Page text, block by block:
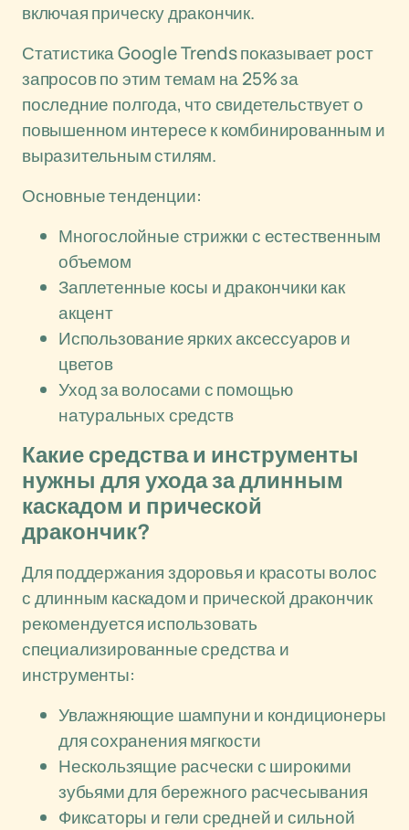
включая прическу дракончик.
Статистика Google Trends показывает рост
запросов по этим темам на 25% за
последние полгода, что свидетельствует о
повышенном интересе к комбинированным и
выразительным стилям.
Основные тенденции:
Многослойные стрижки с естественным
объемом
Заплетенные косы и дракончики как
акцент
Использование ярких аксессуаров и
цветов
Уход за волосами с помощью
натуральных средств
Какие средства и инструменты
нужны для ухода за длинным
каскадом и прической
дракончик?
Для поддержания здоровья и красоты волос
с длинным каскадом и прической дракончик
рекомендуется использовать
специализированные средства и
инструменты:
Увлажняющие шампуни и кондиционеры
для сохранения мягкости
Нескользящие расчески с широкими
зубьями для бережного расчесывания
Фиксаторы и гели средней и сильной